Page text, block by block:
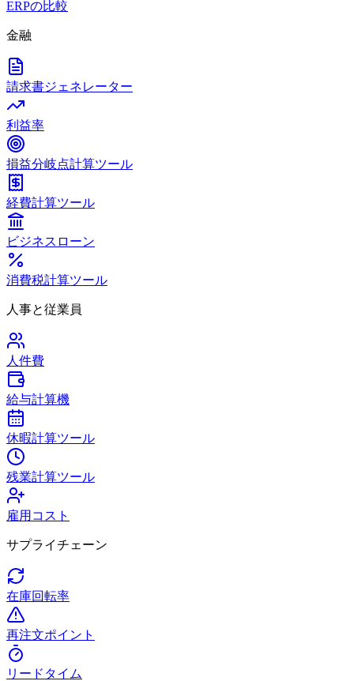
ERPの比較
金融
請求書ジェネレーター
利益率
損益分岐点計算ツール
経費計算ツール
ビジネスローン
消費税計算ツール
人事と従業員
人件費
給与計算機
休暇計算ツール
残業計算ツール
雇用コスト
サプライチェーン
在庫回転率
再注文ポイント
リードタイム